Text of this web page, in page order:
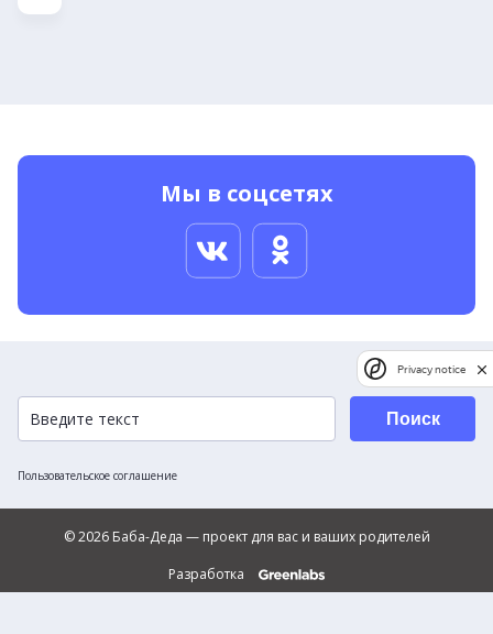
Мы в соцсетях
Пользовательское соглашение
Поиск
© 2026 Баба-Деда — проект для вас и ваших родителей
Разработка
Privacy notice